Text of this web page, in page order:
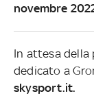
novembre
In attesa
dedicato a
skysport.it.